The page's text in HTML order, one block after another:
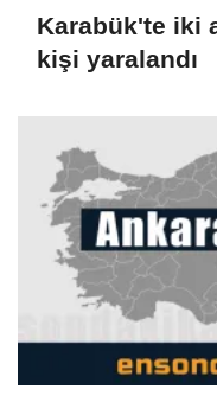
Karabük'te iki
kişi yaralandı